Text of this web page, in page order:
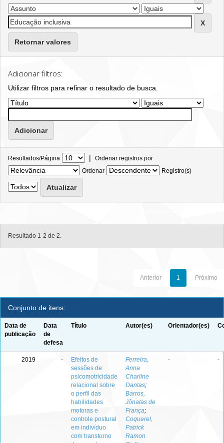
Retornar valores
Adicionar filtros:
Utilizar filtros para refinar o resultado de busca.
Resultados/Página | Ordenar registros por
Ordenar
Registro(s)
Resultado 1-2 de 2.
Anterior 1 Próximo
Conjunto de itens:
Data de
publicação
Data
de
defesa
Título Autor(es) Orientador(es)
2019 -
Efeitos de
sessões de
psicomotricidade
relacional sobre
o perfil das
habilidades
motoras e
controle postural
em indivíduo
com transtorno
Ferreira,
Anna
Charline
Dantas;
Barros,
Jônatas de
França;
Coquerel,
Patrick
Ramon
- -